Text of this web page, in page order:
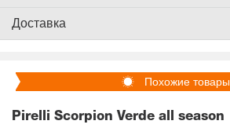
Доставка
Похожие товары
Pirelli Scorpion Verde all season